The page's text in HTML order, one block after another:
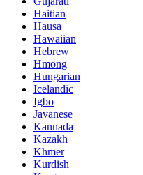
Haitian
Hausa
Hawaiian
Hebrew
Hmong
Hungarian
Icelandic
Igbo
Javanese
Kannada
Kazakh
Khmer
Kurdish